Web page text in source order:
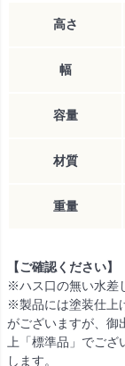
高さ
幅
容量
材質
重量
【ご確認ください】
※ハス口の無い水差
※製品には塗装仕上
がございますが、御
上「標準品」でご
します。